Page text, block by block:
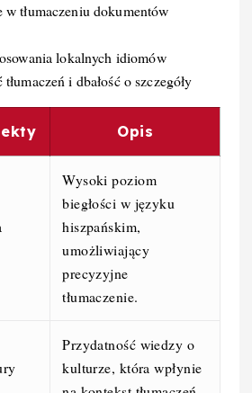
w tłumaczeniu dokumentów
lokalnych idiomów
i dbałość o szczegóły
Opis
Wysoki poziom
biegłości w języku
hiszpańskim,
umożliwiający
precyzyjne
tłumaczenie.
Przydatność wiedzy o
kulturze, która wpłynie